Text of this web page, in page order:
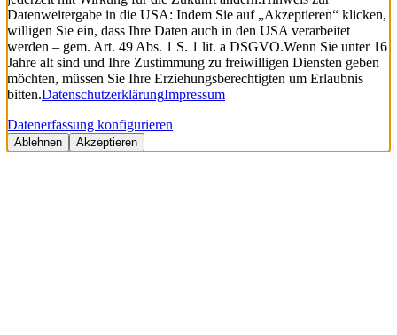
Datenweitergabe in die USA: Indem Sie auf „Akzeptieren“ klicken,
willigen Sie ein, dass Ihre Daten auch in den USA verarbeitet
werden – gem. Art. 49 Abs. 1 S. 1 lit. a DSGVO.Wenn Sie unter 16
Jahre alt sind und Ihre Zustimmung zu freiwilligen Diensten geben
möchten, müssen Sie Ihre Erziehungsberechtigten um Erlaubnis
bitten.DatenschutzerklärungImpressum
Datenerfassung konfigurieren
Ablehnen Akzeptieren